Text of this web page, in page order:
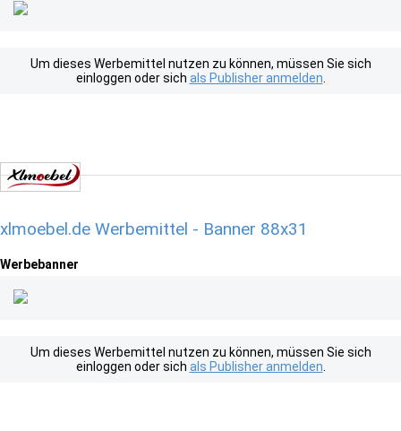
Um dieses Werbemittel nutzen zu können, müssen Sie sich
einloggen oder sich als Publisher anmelden
xlmoebel.de Werbemittel - Banner 88x31
Werbebanner
Um dieses Werbemittel nutzen zu können, müssen Sie sich
einloggen oder sich als Publisher anmelden